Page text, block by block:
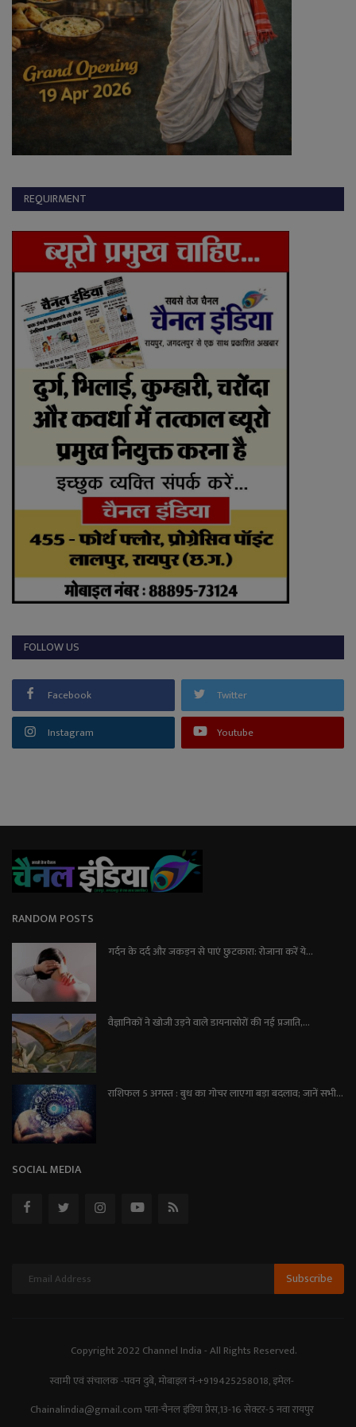
REQUIRMENT
FOLLOW US
Facebook Twitter
Instagram Youtube
RANDOM POSTS
गर्दन के दर्द और जकड़न से पाएं छुटकारा: रोजाना करें ये...
वैज्ञानिकों ने खोजी उड़ने वाले डायनासोरों की नई प्रजाति,...
राशिफल 5 अगस्त : बुध का गोचर लाएगा बड़ा बदलाव; जानें सभी...
SOCIAL MEDIA
Subscribe
Copyright 2022 Channel India - All Rights Reserved.
स्वामी एवं संचालक -पवन दुबे, मोबाइल नं-+919425258018, इमेल-
Chainalindia@gmail.com पता-चैनल इंडिया प्रेस,13-16 सेक्टर-5 नवा रायपुर